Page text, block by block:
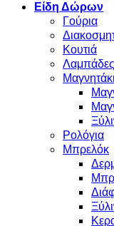
Είδη Δώρων
Γούρια
Κουτιά
Λαμπάδες
Ρολόγια
Μπρελόκ